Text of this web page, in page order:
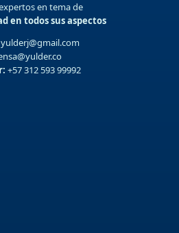
en tema de
en todos sus aspectos
yulderj@gmail.com
+57 312 593 99992